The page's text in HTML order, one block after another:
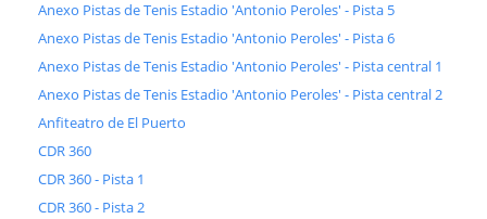
Anexo Pistas de Tenis Estadio 'Antonio Peroles' - Pista 5
Anexo Pistas de Tenis Estadio 'Antonio Peroles' - Pista 6
Anexo Pistas de Tenis Estadio 'Antonio Peroles' - Pista central 1
Anexo Pistas de Tenis Estadio 'Antonio Peroles' - Pista central 2
Anfiteatro de El Puerto
CDR 360
CDR 360 - Pista 1
CDR 360 - Pista 2